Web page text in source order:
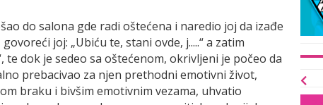
do salona gde radi oštećena i naredio joj da izađe
joj: „Ubiću te, stani ovde, j.....“ a zatim
te dok je sedeo sa oštećenom, okrivljeni je počeo da
prebacivao za njen prethodni emotivni život,
braku i bivšim emotivnim vezama, uhvatio